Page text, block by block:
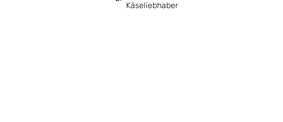
Käseliebhaber